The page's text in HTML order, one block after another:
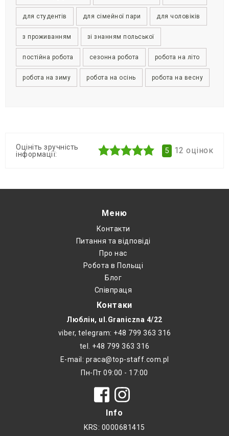
для студентів для сімейної пари для чоловіків
з проживанням зі знанням польської
постійна робота сезонна робота робота на літо
робота на зиму робота на осінь робота на весну
Оцініть зручність
інформації:
5 12 оцінок
Меню
Контакти
Питання та відповіді
Про нас
Робота в Польщі
Блог
Співпраця
Контаки
Люблін, ul.Graniczna 4/22
viber, telegram: +48 799 363 316
tel. +48 799 363 316
E-mail: praca@top-staff.com.pl
Пн-Пт 09:00 - 17:00
Info
KRS: 0000681415